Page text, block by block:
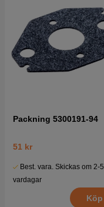
Packning 5300191-94
51 kr
Best. vara. Skickas om 2-5
vardagar
Köp